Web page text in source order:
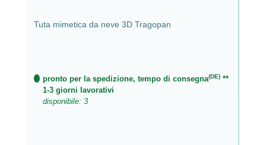
Tuta mimetica da neve 3D Tragopan
pronto per la spedizione, tempo di consegna(DE) **
1-3 giorni lavorativi
disponibile: 3